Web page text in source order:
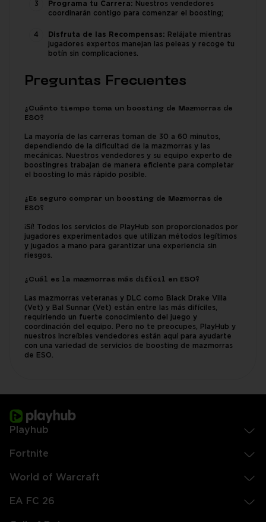
Programa tu Carrera: Nuestros vendedores
coordinarán contigo para comenzar el boosting;
Disfruta de las Recompensas: Relájate mientras
jugadores expertos manejan las peleas y recoge tu
botín sin complicaciones.
Preguntas Frecuentes
¿Cuánto tiempo toma un boosting de Mazmorras de
ESO?
La mayoría de las carreras toman de 30 a 60 minutos,
dependiendo de la dificultad de la mazmorras y las
mecánicas. Nuestros vendedores y su equipo experto de
boostingres trabajan de manera eficiente para completar
el boosting lo más rápido posible.
¿Es seguro comprar un boosting de Mazmorras de
ESO?
¡Sí! Todos los servicios de PlayHub son proporcionados por
jugadores experimentados que utilizan métodos legítimos
y jugados a mano para garantizar una experiencia sin
riesgos.
¿Cuál es la mazmorras más difícil en ESO?
Las mazmorras veteranas y DLC como Black Drake Villa
(Vet) y Bal Sunnar (Vet) están entre las más difíciles,
requiriendo un fuerte conocimiento del juego y
coordinación del equipo. Pero no te preocupes, PlayHub y
nuestros increíbles vendedores están aquí para ayudarte
con una variedad de servicios de boosting de mazmorras
de ESO.
Playhub
Fortnite
World of Warcraft
EA FC 26